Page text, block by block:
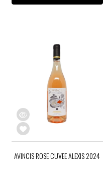
AVINCIS ROSE CUVEE ALEXIS 2024